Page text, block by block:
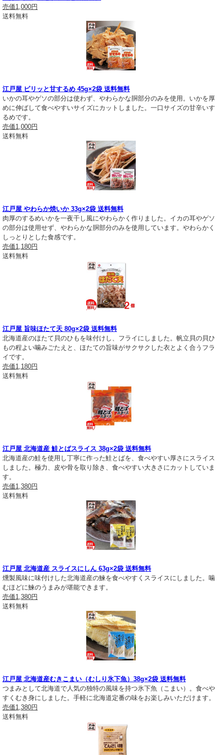
売価1,000円
送料無料
江戸屋 ピリッと甘するめ 45g×2袋 送料無料
いかの耳やゲソの部分は使わず、やわらかな胴部分のみを使用。いかを厚
めに伸ばして食べやすいサイズにカットしました。一口サイズの甘辛いす
るめです。
売価1,000円
送料無料
江戸屋 やわらか焼いか 33g×2袋 送料無料
肉厚のするめいかを一夜干し風にやわらかく作りました。イカの耳やゲソ
の部分は使用せず、やわらかな胴部分のみを使用しています。やわらかく
しっとりとした食感です。
売価1,180円
送料無料
江戸屋 旨味ほたて天 80g×2袋 送料無料
北海道産のほたて貝のひもを味付けし、フライにしました。帆立貝の貝ひ
もの程よい噛みごたえと、ほたての旨味がサクサクした衣とよく合うフラ
イです。
売価1,180円
送料無料
江戸屋 北海道産 鮭とばスライス 38g×2袋 送料無料
北海道産の鮭を使用し丁寧に作った鮭とばを、食べやすい厚さにスライス
しました。極力、皮や骨を取り除き、食べやすい大きさにカットしていま
す。
売価1,380円
送料無料
江戸屋 北海道産 スライスにしん 63g×2袋 送料無料
燻製風味に味付けした北海道産の鰊を食べやすくスライスにしました。噛
むほどに鰊のうまみが堪能できます。
売価1,380円
送料無料
江戸屋 北海道産むきこまい（むしり氷下魚）38g×2袋 送料無料
つまみとして北海道で人気の独特の風味を持つ氷下魚（こまい）。食べや
すくむき身にしました。手軽に北海道定番の味をお楽しみいただけます。
売価1,380円
送料無料